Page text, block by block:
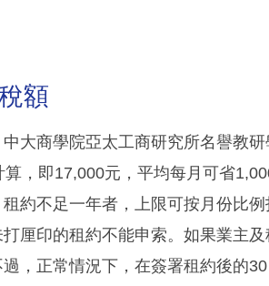
額
大商學院亞太工商研究所名譽教
，即17,000元，平均每月可省
約不足一年者，上限可按月份比
厘印的租約不能申索。如果業主
，正常情況下，在簽署租約後的